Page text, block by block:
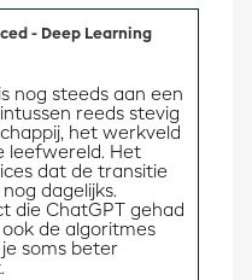
- Deep Learning
nog steeds aan een
reeds stevig
het werkveld
leefwereld. Het
dat de transitie
dagelijks.
die ChatGPT gehad
de algoritmes
soms beter